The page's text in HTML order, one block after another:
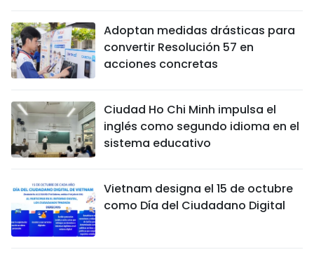
Adoptan medidas drásticas para
convertir Resolución 57 en
acciones concretas
Ciudad Ho Chi Minh impulsa el
inglés como segundo idioma en el
sistema educativo
Vietnam designa el 15 de octubre
como Día del Ciudadano Digital